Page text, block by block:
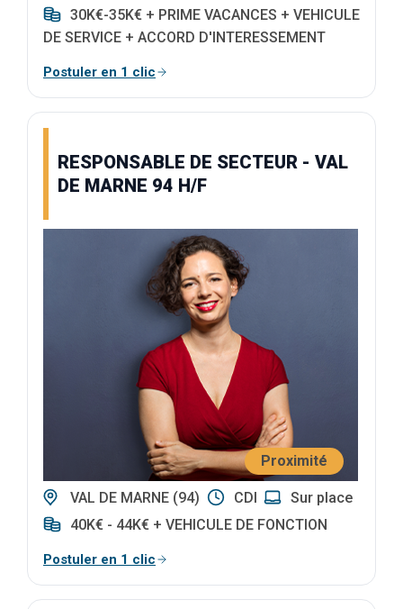
30K€-35K€ + PRIME VACANCES + VEHICULE
DE SERVICE + ACCORD D'INTERESSEMENT
Postuler en 1 clic
RESPONSABLE DE SECTEUR - VAL
DE MARNE 94 H/F
Proximité
VAL DE MARNE (94) CDI
Sur place
40K€ - 44K€ + VEHICULE DE FONCTION
Postuler en 1 clic